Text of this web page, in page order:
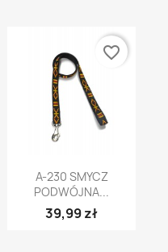
A-230 SMYCZ
PODWÓJNA...
39,99 zł
favorite_border